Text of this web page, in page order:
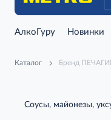
АлкоГуру Новинки
Каталог Бренд
Соусы, майонезы,